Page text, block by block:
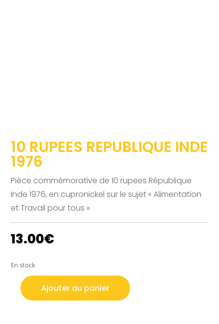
10 RUPEES REPUBLIQUE INDE
1976
Pièce commémorative de 10 rupees République
Inde 1976, en cupronickel sur le sujet « Alimentation
et Travail pour tous »
13.00€
En stock
quantité Ajouter au panier